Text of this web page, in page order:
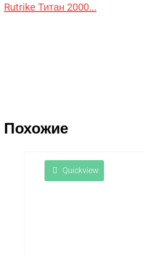
Rutrike Титан 2000...
Похожие
Quickview